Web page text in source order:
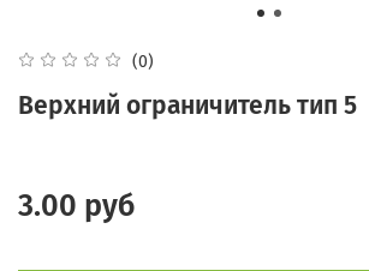
(0)
Верхний ограничитель тип 5
3.00 руб